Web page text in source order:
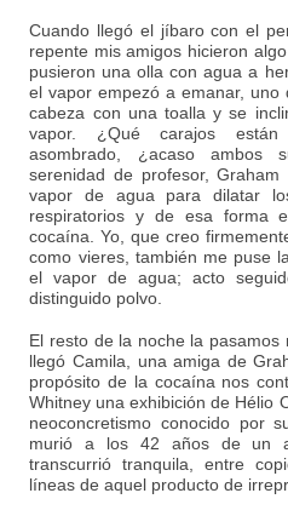
Cuando llegó el jíbaro con el
repente mis amigos hicieron
pusieron una olla con agua a
el vapor empezó a emanar,
cabeza con una toalla y se
vapor. ¿Qué carajos están
asombrado, ¿acaso ambos
serenidad de profesor,
vapor de agua para dilatar
respiratorios y de esa forma
cocaína. Yo, que creo
como vieres, también me puse
el vapor de agua; acto
distinguido polvo.
El resto de la noche la
llegó Camila, una amiga de
propósito de la cocaína nos
Whitney una exhibición de Hélio
neoconcretismo conocido por
murió a los 42 años de un
transcurrió tranquila, entre
líneas de aquel producto de